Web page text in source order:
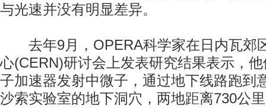
与光速并没有明显差异。
去年9月，OPERA科学家在日内瓦郊
心(CERN)研讨会上发表研究结果表示，
子加速器发射中微子，通过地下线路跑到
沙索实验室的地下洞穴，两地距离730公